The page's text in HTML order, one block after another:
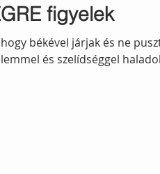
figyelek
békével járjak és ne
és szelídséggel